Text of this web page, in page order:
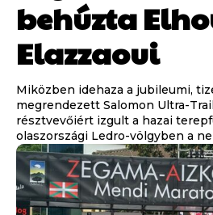
behúzta
Elazzaoui
Miközben idehaza a jubileumi,
megrendezett Salomon Ultra-
résztvevőiért izgult a hazai
olaszországi Ledro-völgyben a